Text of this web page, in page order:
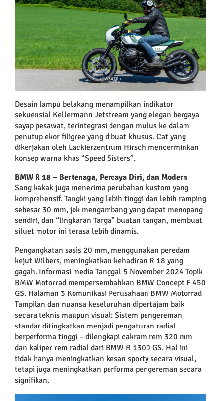
Desain lampu belakang menampilkan indikator
sekuensial Kellermann Jetstream yang elegan bergaya
sayap pesawat, terintegrasi dengan mulus ke dalam
penutup ekor filigree yang dibuat khusus. Cat yang
dikerjakan oleh Lackierzentrum Hirsch mencerminkan
konsep warna khas “Speed Sisters”.
BMW R 18 – Bertenaga, Percaya Diri, dan Modern
Sang kakak juga menerima perubahan kustom yang
komprehensif. Tangki yang lebih tinggi dan lebih ramping
sebesar 30 mm, jok mengambang yang dapat menopang
sendiri, dan “lingkaran Targa” buatan tangan, membuat
siluet motor ini terasa lebih dinamis.
Pengangkatan sasis 20 mm, menggunakan peredam
kejut Wilbers, meningkatkan kehadiran R 18 yang
gagah. Informasi media Tanggal 5 November 2024 Topik
BMW Motorrad mempersembahkan BMW Concept F 450
GS. Halaman 3 Komunikasi Perusahaan BMW Motorrad
Tampilan dan nuansa keseluruhan dipertajam baik
secara teknis maupun visual: Sistem pengereman
standar ditingkatkan menjadi pengaturan radial
berperforma tinggi – dilengkapi cakram rem 320 mm
dan kaliper rem radial dari BMW R 1300 GS. Hal ini
tidak hanya meningkatkan kesan sporty secara visual,
tetapi juga meningkatkan performa pengereman secara
signifikan.